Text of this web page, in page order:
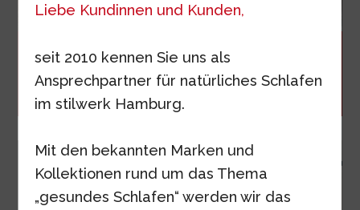
Natürlich schläft man am besten.
Erholen Sie sich nachhaltig im Hüsler Nest, dem Schlafsystem
Liebe Kundinnen und Kunden,
seit 2010 kennen Sie uns als
Ansprechpartner für natürliches Schlafen
im stilwerk Hamburg.
Mit den bekannten Marken und
Kollektionen rund um das Thema
„gesundes Schlafen“ werden wir das